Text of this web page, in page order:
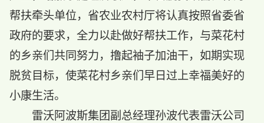
帮扶牵头单位，省农业农村厅将认真按照省委省
政府的要求，全力以赴做好帮扶工作，与菜花村
的乡亲们共同努力，撸起袖子加油干，如期实现
脱贫目标，使菜花村乡亲们早日过上幸福美好的
小康生活。
雷沃阿波斯集团副总经理孙波代表雷沃公司